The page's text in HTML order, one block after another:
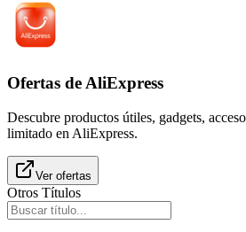
Ofertas de AliExpress
Descubre productos útiles, gadgets,
limitado en AliExpress.
Ver ofertas
Otros Títulos